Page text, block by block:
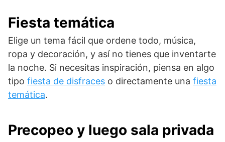
Fiesta temática
Elige un tema fácil que ordene todo, música,
ropa y decoración, y así no tienes que inventarte
la noche. Si necesitas inspiración, piensa en algo
tipo fiesta de disfraces o directamente una fiesta
temática.
Precopeo y luego sala privada